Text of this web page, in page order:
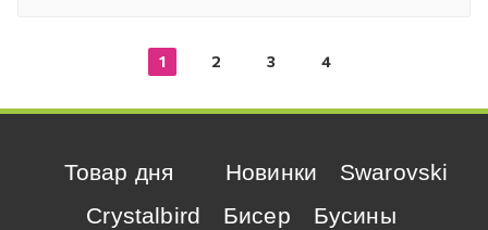
1 2 3 4
Товар дня Новинки
Swarovski
Crystalbird
Бисер
Бусины